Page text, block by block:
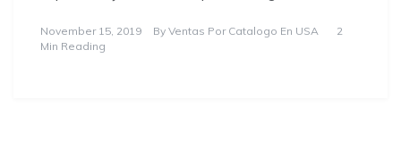
November 15, 2019 By Ventas Por Catalogo En USA
2
Min Reading